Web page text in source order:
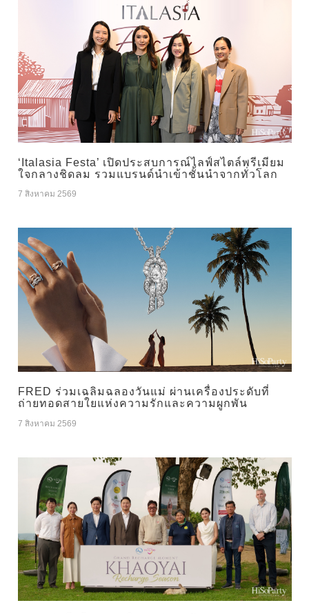
‘Italasia Festa’ เปิดประสบการณ์ไลฟ์สไตล์พรีเมียม
ใจกลางชิดลม รวมแบรนด์นำเข้าชั้นนำจากทั่วโลก
7 สิงหาคม 2569
FRED ร่วมเฉลิมฉลองวันแม่ ผ่านเครื่องประดับที่
ถ่ายทอดสายใยแห่งความรักและความผูกพัน
7 สิงหาคม 2569